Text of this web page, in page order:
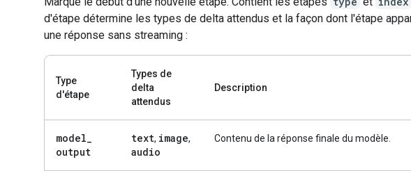
d'étape détermine les types de delta attendus et la façon dont l'étape
une réponse sans streaming :
Type
d'étape
Types de
delta
attendus
Description
model_
output
text, image,
audio
Contenu de la réponse finale du modèle.